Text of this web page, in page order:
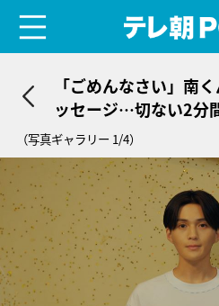
「ごめんなさい」南
ッセージ…切ない2分
が恋人!?＞
（写真ギャラリー 1/4）